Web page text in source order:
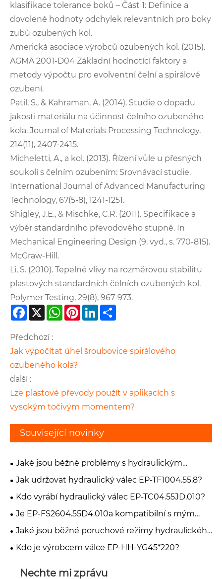
klasifikace tolerance boků – Část 1: Definice a
dovolené hodnoty odchylek relevantních pro boky
zubů ozubených kol.
Americká asociace výrobců ozubených kol. (2015).
AGMA 2001-D04 Základní hodnotící faktory a
metody výpočtu pro evolventní čelní a spirálové
ozubení.
Patil, S., & Kahraman, A. (2014). Studie o dopadu
jakosti materiálu na účinnost čelního ozubeného
kola. Journal of Materials Processing Technology,
214(11), 2407-2415.
Micheletti, A., a kol. (2013). Řízení vůle u přesných
soukolí s čelním ozubením: Srovnávací studie.
International Journal of Advanced Manufacturing
Technology, 67(5-8), 1241-1251.
Shigley, J.E., & Mischke, C.R. (2011). Specifikace a
výběr standardního převodového stupně. In
Mechanical Engineering Design (9. vyd., s. 770-815).
McGraw-Hill.
Li, S. (2010). Tepelné vlivy na rozměrovou stabilitu
plastových standardních čelních ozubených kol.
Polymer Testing, 29(8), 967-973.
Facebook
X WhatsApp
PinterestLinkedIn
Předchozí :
Jak vypočítat úhel šroubovice spirálového
ozubeného kola?
další :
Lze plastové převody použít v aplikacích s
vysokým točivým momentem?
Související novinky
Jaké jsou běžné problémy s hydraulickým
zvedacím válcem EP-FT800.55A.012?
Jak udržovat hydraulický válec EP-TF1004.55.8?
Kdo vyrábí hydraulický válec EP-TC04.55JD.010?
Je EP-FS2604.55D4.010a kompatibilní s mým
vysokozdvižným vozíkem?
Jaké jsou běžné poruchové režimy hydraulického
válce EP-HH-YG45*220-V90?
Kdo je výrobcem válce EP-HH-YG45*220?
Nechte mi zprávu